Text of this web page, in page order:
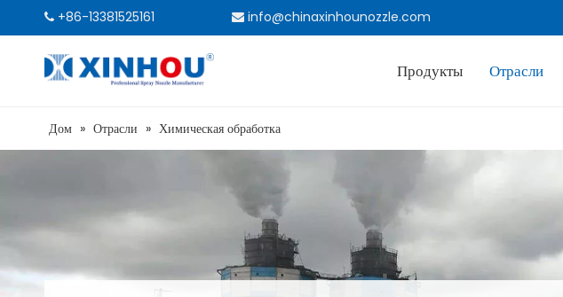
 +86-13381525161  info@chinaxinhounozzle.com
Продукты Отрасли
Дом » Отрасли » Химическая обработка